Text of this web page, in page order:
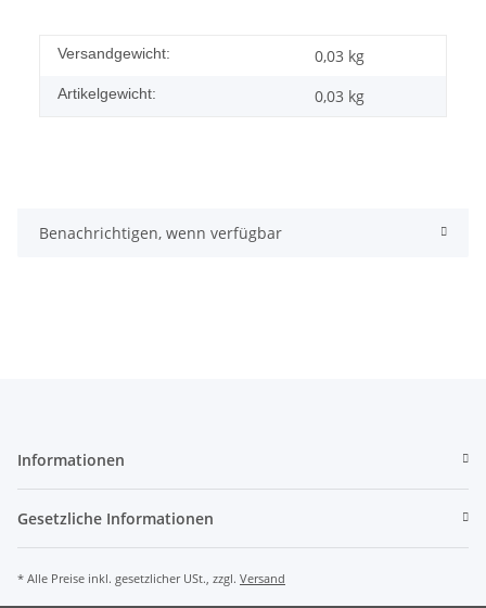
Versandgewicht: 0,03 kg
Artikelgewicht: 0,03 kg
Benachrichtigen, wenn verfügbar
Informationen
Gesetzliche Informationen
* Alle Preise inkl. gesetzlicher USt., zzgl. Versand